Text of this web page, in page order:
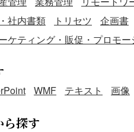
社内書類 トリセツ 企画書
ケティング・販促・プロモ
WMF テキスト 画像
探す